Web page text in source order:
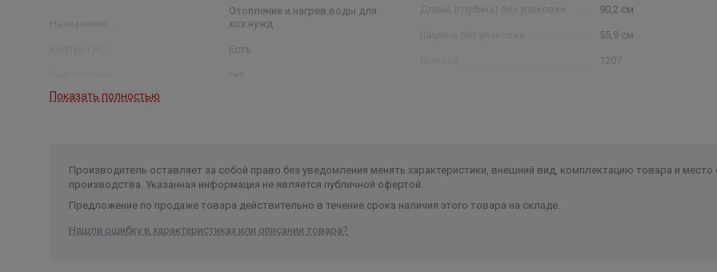
Отопление и нагрев воды для
хоз.нужд
Есть
Рабочее давление
нагрева воды
85 °C
Диаметр патрубка дымохода 125 мм
Длина (глубина) без упаковки 90,2 см
55,9 см
1207
Показать полностью
Производитель оставляет за собой право без уведомления менять характеристики, внешний вид, комплектацию товара и место
производства. Указанная информация не является публичной офертой.
Предложение по продаже товара действительно в течение срока наличия этого товара на складе.
Нашли ошибку в характеристиках или описании товара?